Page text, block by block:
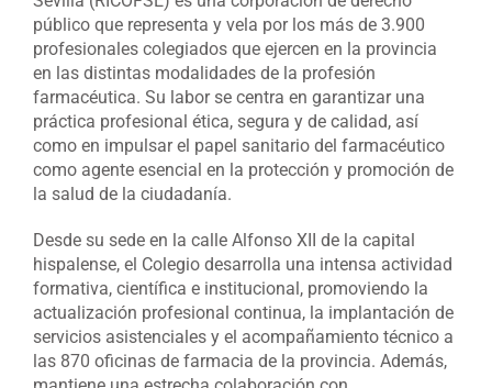
público que representa y vela por los más de 3.900
profesionales colegiados que ejercen en la provincia
en las distintas modalidades de la profesión
farmacéutica. Su labor se centra en garantizar una
práctica profesional ética, segura y de calidad, así
como en impulsar el papel sanitario del farmacéutico
como agente esencial en la protección y promoción de
la salud de la ciudadanía.
Desde su sede en la calle Alfonso XII de la capital
hispalense, el Colegio desarrolla una intensa actividad
formativa, científica e institucional, promoviendo la
actualización profesional continua, la implantación de
servicios asistenciales y el acompañamiento técnico a
las 870 oficinas de farmacia de la provincia. Además,